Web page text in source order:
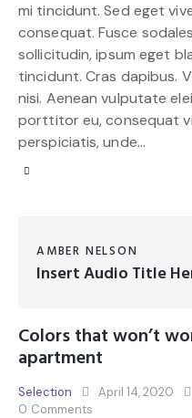
mi tincidunt. Sed eget
consequat. Fusce
sollicitudin, ipsum eget
tincidunt. Cras dapibus.
nisi. Aenean vulputate
porttitor eu, consequat
perspiciatis, unde…
AMBER NELSON
Insert Audio Title
Colors that won’t
apartment
Selection April 14, 2020
0 Comments